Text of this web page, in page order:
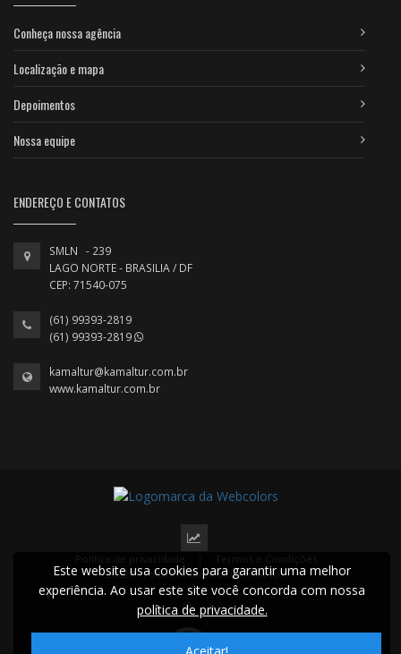
Conheça nossa agência
Localização e mapa
Depoimentos
Nossa equipe
ENDEREÇO E CONTATOS
SMLN - 239
LAGO NORTE - BRASILIA / DF
CEP: 71540-075
(61) 99393-2819
(61) 99393-2819
kamaltur@kamaltur.com.br
www.kamaltur.com.br
2022 © Todos os direitos reservados.
Este website usa cookies para garantir uma melhor
experiência. Ao usar este site você concorda com nossa
política de privacidade.